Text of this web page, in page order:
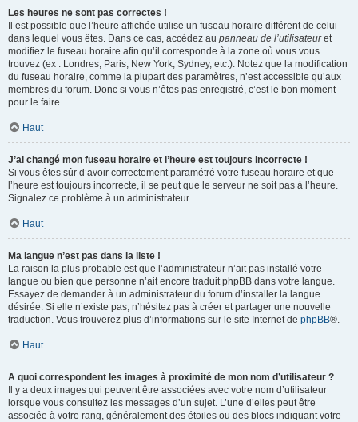
Les heures ne sont pas correctes !
Il est possible que l’heure affichée utilise un fuseau horaire différent de celui
dans lequel vous êtes. Dans ce cas, accédez au panneau de l’utilisateuret
modifiez le fuseau horaire afin qu’il corresponde à la zone où vous vous
trouvez (ex : Londres, Paris, New York, Sydney, etc.). Notez que la modification
du fuseau horaire, comme la plupart des paramètres, n’est accessible qu’aux
membres du forum. Donc si vous n’êtes pas enregistré, c’est le bon moment
pour le faire.
Haut
J’ai changé mon fuseau horaire et l’heure est toujours incorrecte !
Si vous êtes sûr d’avoir correctement paramétré votre fuseau horaire et que
l’heure est toujours incorrecte, il se peut que le serveur ne soit pas à l’heure.
Signalez ce problème à un administrateur.
Haut
Ma langue n’est pas dans la liste !
La raison la plus probable est que l’administrateur n’ait pas installé votre
langue ou bien que personne n’ait encore traduit phpBB dans votre langue.
Essayez de demander à un administrateur du forum d’installer la langue
désirée. Si elle n’existe pas, n’hésitez pas à créer et partager une nouvelle
traduction. Vous trouverez plus d’informations sur le site Internet de phpBB®.
Haut
A quoi correspondent les images à proximité de mon nom d’utilisateur ?
Il y a deux images qui peuvent être associées avec votre nom d’utilisateur
lorsque vous consultez les messages d’un sujet. L’une d’elles peut être
associée à votre rang, généralement des étoiles ou des blocs indiquant votre